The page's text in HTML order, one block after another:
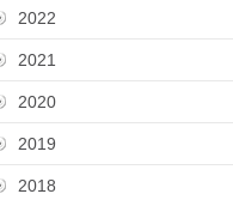
2022
2021
2020
2019
2018